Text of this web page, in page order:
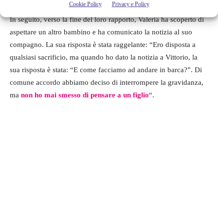
Cookie Policy Privacy e Policy
In seguito, verso la fine del loro rapporto, Valeria ha scoperto di
aspettare un altro bambino e ha comunicato la notizia al suo
compagno. La sua risposta è stata raggelante: “Ero disposta a
qualsiasi sacrificio, ma quando ho dato la notizia a Vittorio, la
sua risposta è stata: “E come facciamo ad andare in barca?”. Di
comune accordo abbiamo deciso di interrompere la gravidanza,
ma non ho mai smesso di pensare a un figlio“.